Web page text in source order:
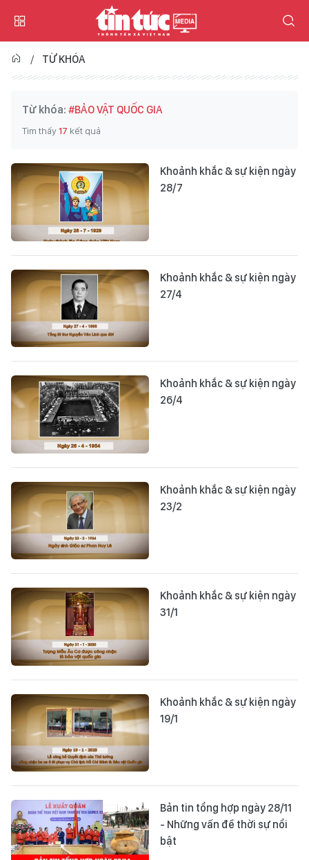
TỪ KHÓA
Từ khóa: #BẢO VẬT QUỐC GIA
Tìm thấy17 kết quả
Khoảnh khắc & sự kiện ngày
28/7
Khoảnh khắc & sự kiện ngày
27/4
Khoảnh khắc & sự kiện ngày
26/4
Khoảnh khắc & sự kiện ngày
23/2
Khoảnh khắc & sự kiện ngày
31/1
Khoảnh khắc & sự kiện ngày
19/1
Bản tin tổng hợp ngày 28/11
- Những vấn đề thời sự nổi
bật